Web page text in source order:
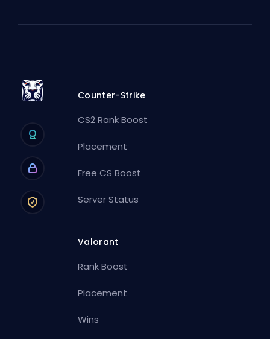
Counter-Strike
CS2 Rank Boost
Placement
Free CS Boost
Server Status
Valorant
Rank Boost
Placement
Wins